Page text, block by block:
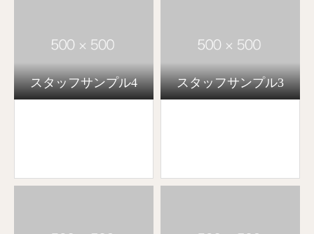
スタッフサンプル4 スタッフサンプル3